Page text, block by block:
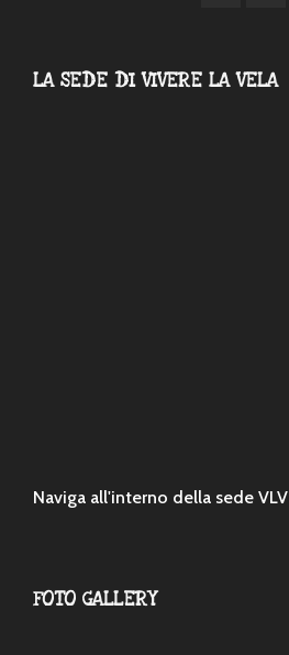
LA SEDE DI VIVERE LA VELA
Naviga all'interno della sede VLV
FOTO GALLERY